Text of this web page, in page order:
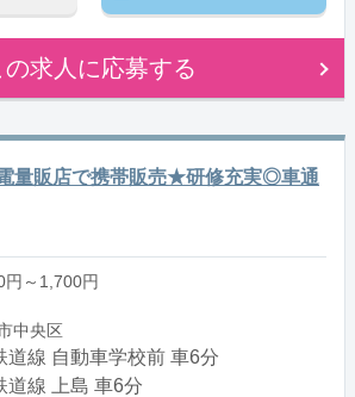
の求人に応募する
量販店で携帯販売★研修充実◎車通
円～1,700円
中央区
道線 自動車学校前 車6分
道線 上島 車6分